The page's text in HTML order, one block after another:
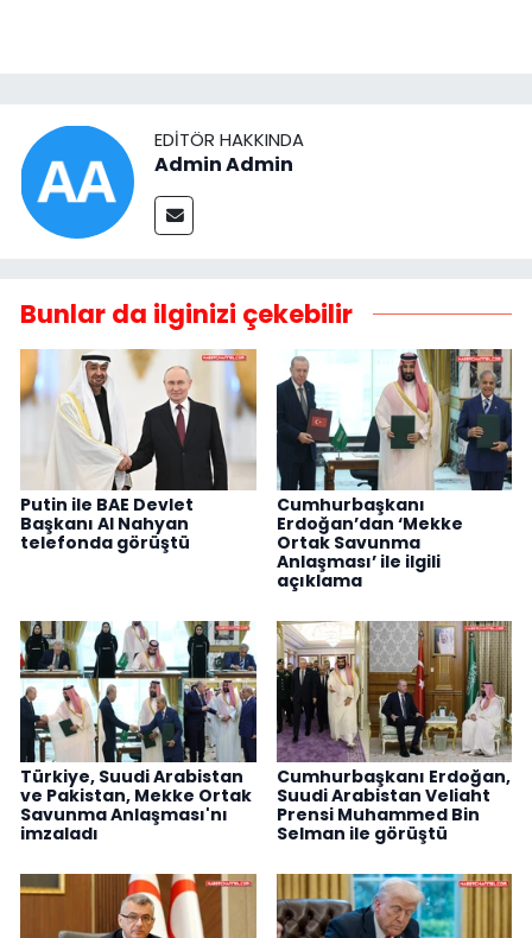
EDITÖR HAKKINDA
Admin Admin
Bunlar da ilginizi çekebilir
Putin ile BAE Devlet
Başkanı Al Nahyan
telefonda görüştü
Cumhurbaşkanı
Erdoğan’dan ‘Mekke
Ortak Savunma
Anlaşması’ ile ilgili
açıklama
Türkiye, Suudi Arabistan
ve Pakistan, Mekke Ortak
Savunma Anlaşması'nı
imzaladı
Cumhurbaşkanı Erdoğan,
Suudi Arabistan Veliaht
Prensi Muhammed Bin
Selman ile görüştü